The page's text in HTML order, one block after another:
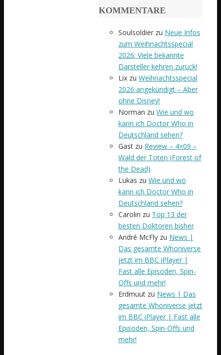
KOMMENTARE
Soulsoldier zu Neue Infos
zum Weihnachtsspecial
2026: Viele bekannte
Darsteller kehren zurück!
Lix zu Weihnachtsspecial
2026 angekündigt – Aber
ohne Disney!
Norman zu Wie und wo
kann ich Doctor Who in
Deutschland sehen?
Gast zu Review – 4×09 –
Wald der Toten (Forest of
the Dead)
Lukas zu Wie und wo
kann ich Doctor Who in
Deutschland sehen?
Carolin zu Top 13 der
besten Doktoren bisher
André McFly zu News |
Das gesamte Whoniverse
jetzt im BBC iPlayer |
Fast alle Episoden, Spin-
Offs und mehr!
Erdmuut zu News | Das
gesamte Whoniverse jetzt
im BBC iPlayer | Fast alle
Episoden, Spin-Offs und
mehr!